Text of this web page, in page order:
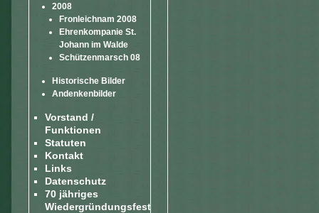
2008
Fronleichnam 2008
Ehrenkompanie St.
Johann im Walde
Schützenmarsch 08
Historische Bilder
Andenkenbilder
Vorstand /
Funktionen
Statuten
Kontakt
Links
Datenschutz
70 jähriges
Wiedergründungsfest